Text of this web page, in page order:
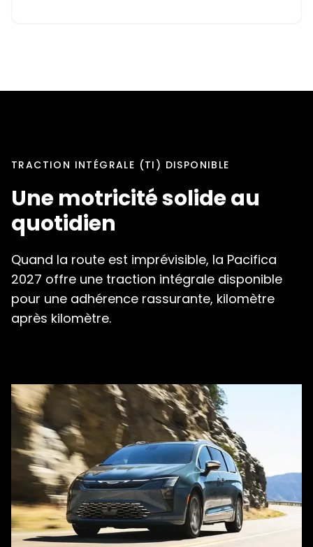
TRACTION INTÉGRALE (TI) DISPONIBLE
Une motricité solide au
quotidien
Quand la route est imprévisible, la Pacifica
2027 offre une traction intégrale disponible
pour une adhérence rassurante, kilomètre
après kilomètre.